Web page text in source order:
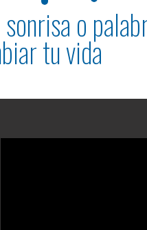
sonrisa o
tu vida